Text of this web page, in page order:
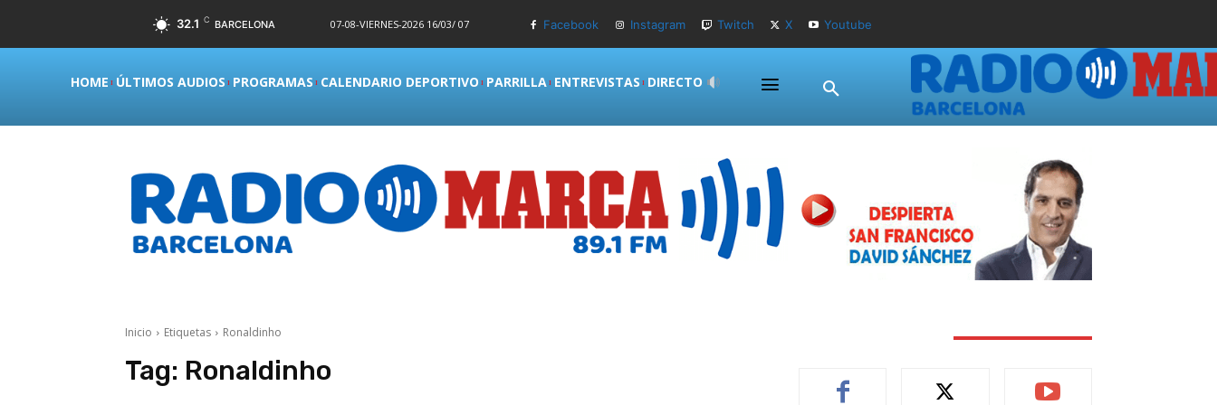
32.1 C BARCELONA 07-08-VIERNES-2026 16/03/ 07 Facebook Instagram Twitch X Youtube
HOME ÚLTIMOS AUDIOS PROGRAMAS CALENDARIO DEPORTIVO PARRILLA ENTREVISTAS DIRECTO
Inicio Etiquetas Ronaldinho
Tag: Ronaldinho